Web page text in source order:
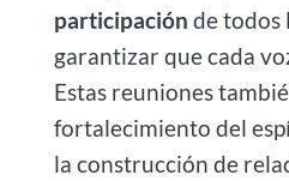
participación de todos
garantizar que cada
Estas reuniones
fortalecimiento del
la construcción de